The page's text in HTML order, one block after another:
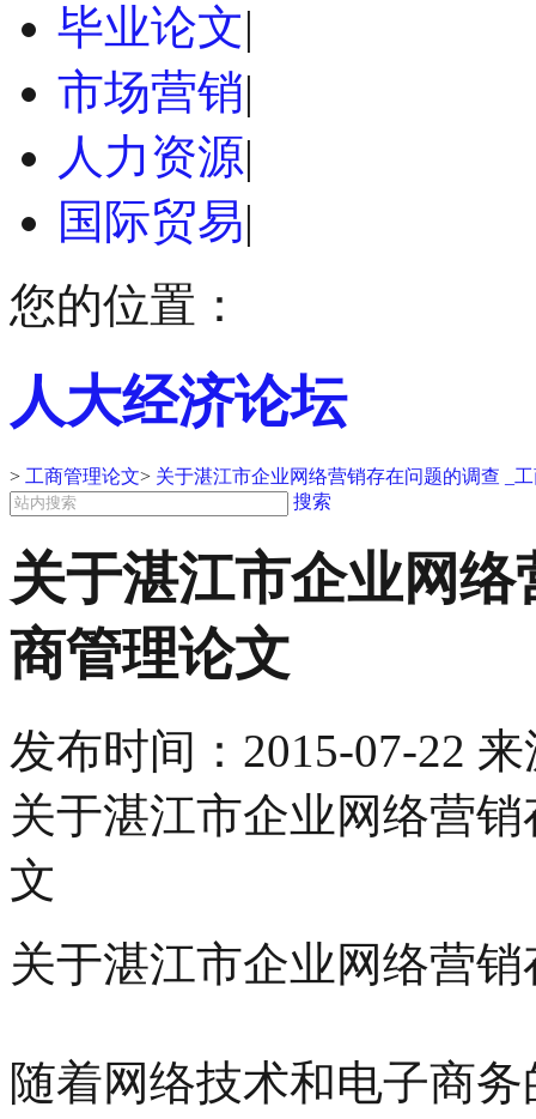
毕业论文|
市场营销|
人力资源|
国际贸易|
您的位置：
人大经济论坛
> 工商管理论文> 关于湛江市企业网络营销存在问题的调查 _
搜索
关于湛江市企业网
商管理论文
发布时间： 2015-07-22 来
关于湛江市企业网络营
文
关于湛江市企业网络营
随着网络技术和电子商